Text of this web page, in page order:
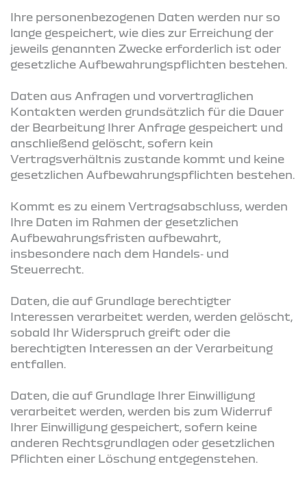
Ihre personenbezogenen Daten werden nur so
lange gespeichert, wie dies zur Erreichung der
jeweils genannten Zwecke erforderlich ist oder
gesetzliche Aufbewahrungspflichten bestehen.
Daten aus Anfragen und vorvertraglichen
Kontakten werden grundsätzlich für die Dauer
der Bearbeitung Ihrer Anfrage gespeichert und
anschließend gelöscht, sofern kein
Vertragsverhältnis zustande kommt und keine
gesetzlichen Aufbewahrungspflichten bestehen.
Kommt es zu einem Vertragsabschluss, werden
Ihre Daten im Rahmen der gesetzlichen
Aufbewahrungsfristen aufbewahrt,
insbesondere nach dem Handels‑ und
Steuerrecht.
Daten, die auf Grundlage berechtigter
Interessen verarbeitet werden, werden gelöscht,
sobald Ihr Widerspruch greift oder die
berechtigten Interessen an der Verarbeitung
entfallen.
Daten, die auf Grundlage Ihrer Einwilligung
verarbeitet werden, werden bis zum Widerruf
Ihrer Einwilligung gespeichert, sofern keine
anderen Rechtsgrundlagen oder gesetzlichen
Pflichten einer Löschung entgegenstehen.